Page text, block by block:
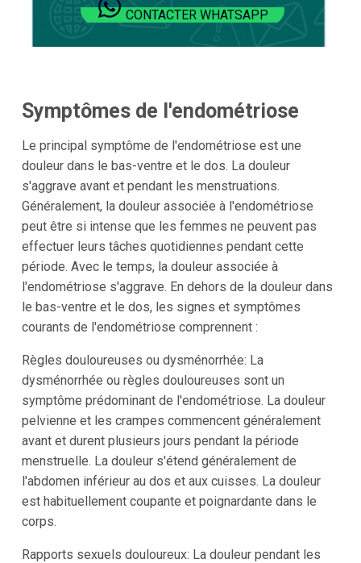
CONTACTER WHATSAPP
Symptômes de l'endométriose
Le principal symptôme de l'endométriose est une
douleur dans le bas-ventre et le dos. La douleur
s'aggrave avant et pendant les menstruations.
Généralement, la douleur associée à l'endométriose
peut être si intense que les femmes ne peuvent pas
effectuer leurs tâches quotidiennes pendant cette
période. Avec le temps, la douleur associée à
l'endométriose s'aggrave. En dehors de la douleur dans
le bas-ventre et le dos, les signes et symptômes
courants de l'endométriose comprennent :
Règles douloureuses ou dysménorrhée: La
dysménorrhée ou règles douloureuses sont un
symptôme prédominant de l'endométriose. La douleur
pelvienne et les crampes commencent généralement
avant et durent plusieurs jours pendant la période
menstruelle. La douleur s'étend généralement de
l'abdomen inférieur au dos et aux cuisses. La douleur
est habituellement coupante et poignardante dans le
corps.
Rapports sexuels douloureux: La douleur pendant les